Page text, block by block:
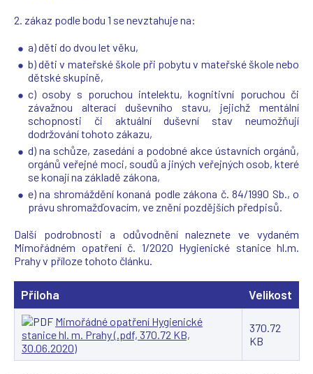
2. zákaz podle bodu 1 se nevztahuje na:
a) děti do dvou let věku,
b) děti v mateřské škole při pobytu v mateřské škole nebo
dětské skupině,
c) osoby s poruchou intelektu, kognitivní poruchou či
závažnou alterací duševního stavu, jejichž mentální
schopnosti či aktuální duševní stav neumožňují
dodržování tohoto zákazu,
d) na schůze, zasedání a podobné akce ústavních orgánů,
orgánů veřejné moci, soudů a jiných veřejných osob, které
se konají na základě zákona,
e) na shromáždění konaná podle zákona č. 84/1990 Sb., o
právu shromažďovacím, ve znění pozdějších předpisů.
Další podrobnosti a odůvodnění naleznete ve vydaném
Mimořádném opatření č. 1/2020 Hygienické stanice hl.m.
Prahy v příloze tohoto článku.
Příloha Velikost
Mimořádné opatření Hygienické
stanice hl. m. Prahy (.pdf, 370.72 KB,
30.06.2020)
370.72
KB